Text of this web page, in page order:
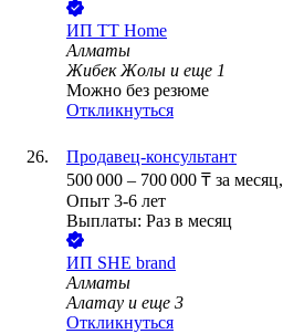
ИП TT Home
Алматы
Жибек Жолы и еще 1
Можно без резюме
Откликнуться
Продавец-консультант
500 000 – 700 000 ₸ за месяц,
Опыт 3-6 лет
Выплаты: Раз в месяц
ИП SHE brand
Алматы
Алатау и еще 3
Откликнуться